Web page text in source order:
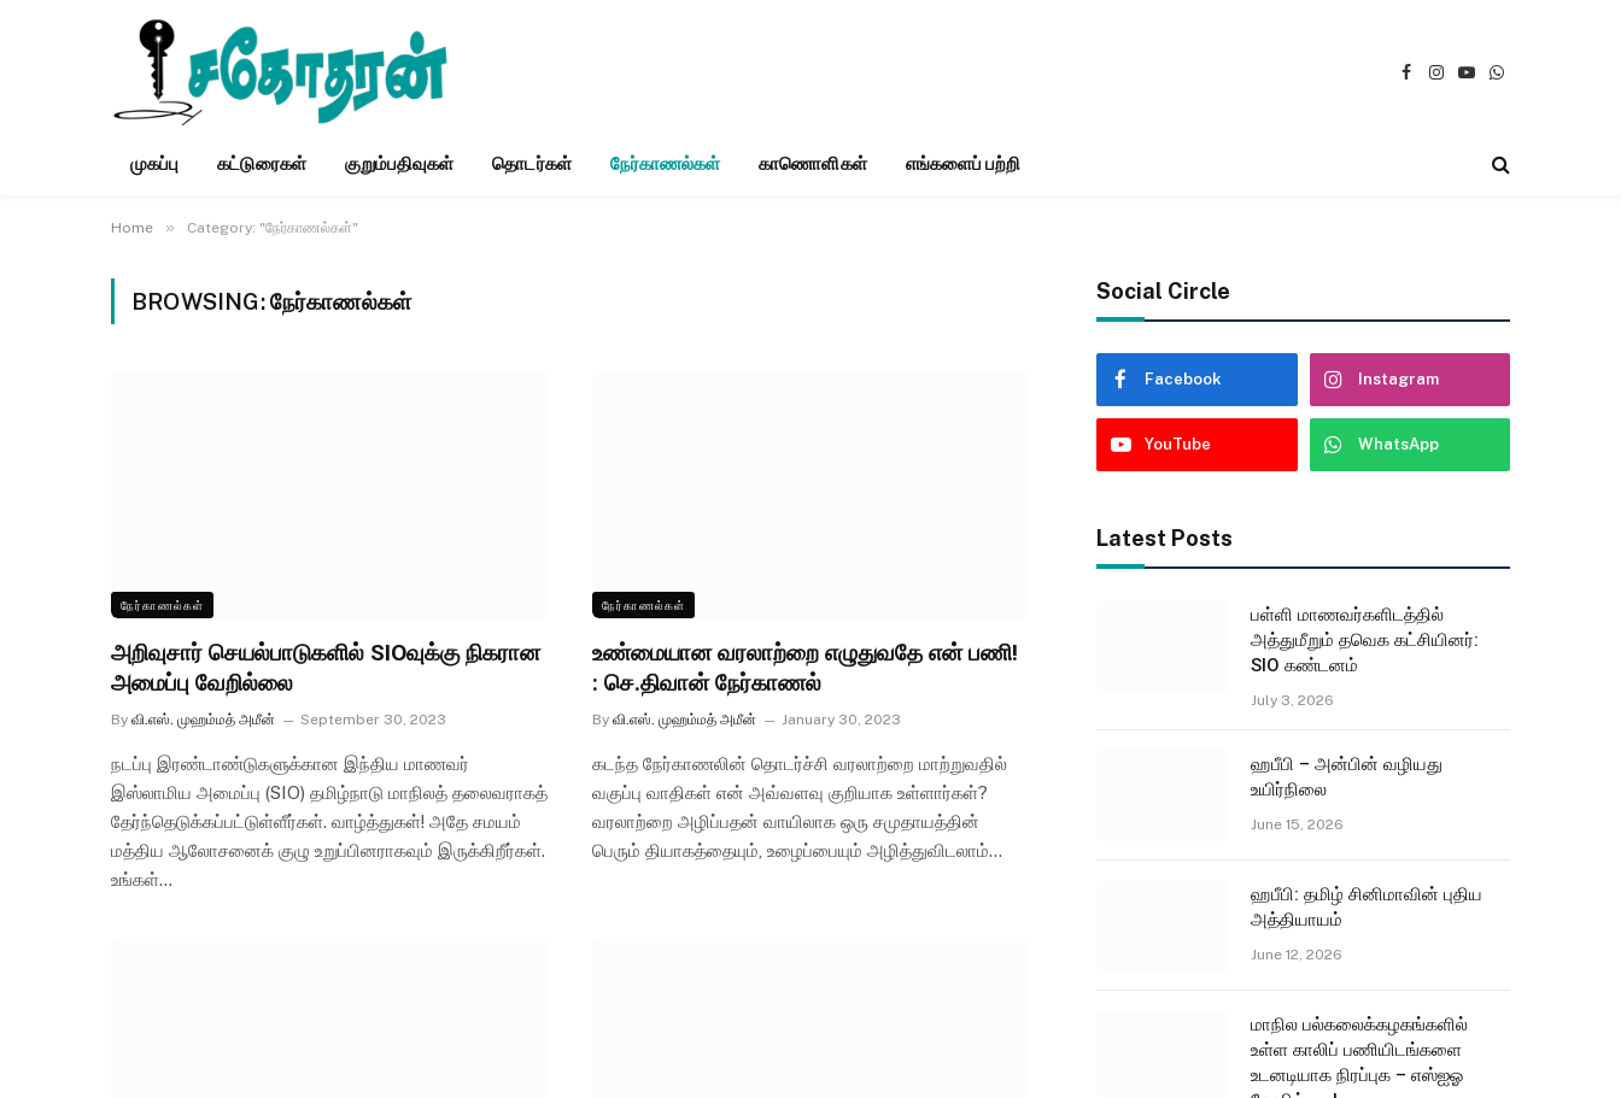
Facebook
Instagram
YouTubeWhatsApp
முகப்பு கட்டுரைகள் குறும்பதிவுகள் தொடர்கள் நேர்காணல்கள் காணொளிகள் எங்களைப் பற்றி
Home » Category: "நேர்காணல்கள்"
BROWSING:நேர்காணல்கள்
நேர்காணல்கள்
அறிவுசார் செயல்பாடுகளில் SIOவுக்கு நிகரான
அமைப்பு வேறில்லை
By வி.எஸ். முஹம்மத் அமீன் September 30, 2023
நடப்பு இரண்டாண்டுகளுக்கான இந்திய மாணவர்
இஸ்லாமிய அமைப்பு (SIO) தமிழ்நாடு மாநிலத் தலைவராகத்
தேர்ந்தெடுக்கப்பட்டுள்ளீர்கள். வாழ்த்துகள்! அதே சமயம்
மத்திய ஆலோசனைக் குழு உறுப்பினராகவும் இருக்கிறீர்கள்.
உங்கள்…
நேர்காணல்கள்
உண்மையான வரலாற்றை எழுதுவதே என் பணி!
: செ.திவான் நேர்காணல்
By வி.எஸ். முஹம்மத் அமீன் January 30, 2023
கடந்த நேர்காணலின் தொடர்ச்சி வரலாற்றை மாற்றுவதில்
வகுப்பு வாதிகள் என் அவ்வளவு குறியாக உள்ளார்கள்?
வரலாற்றை அழிப்பதன் வாயிலாக ஒரு சமுதாயத்தின்
பெரும் தியாகத்தையும், உழைப்பையும் அழித்துவிடலாம்…
Social Circle
Facebook Instagram
YouTube WhatsApp
Latest Posts
பள்ளி மாணவர்களிடத்தில்
அத்துமீறும் தவெக கட்சியினர்:
SIO கண்டனம்
July 3, 2026
ஹபீபி – அன்பின் வழியது
உயிர்நிலை
June 15, 2026
ஹபீபி: தமிழ் சினிமாவின் புதிய
அத்தியாயம்
June 12, 2026
மாநில பல்கலைக்கழகங்களில்
உள்ள காலிப் பணியிடங்களை
உடனடியாக நிரப்புக – எஸ்ஐஓ